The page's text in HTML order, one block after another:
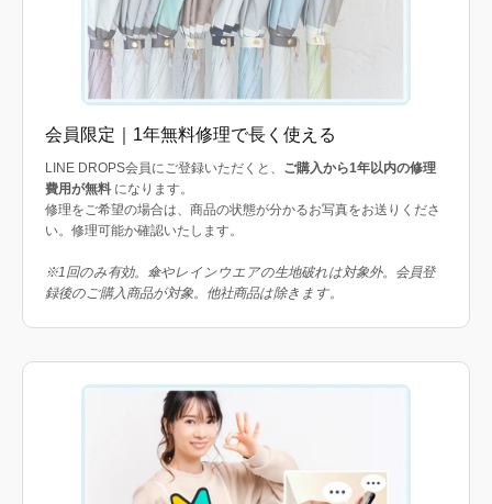
会員限定｜1年無料修理で長く使える
LINE DROPS会員にご登録いただくと、 ご購入から1年以内の修理
費用が無料 になります。
修理をご希望の場合は、商品の状態が分かるお写真をお送りくださ
い。修理可能か確認いたします。
※1回のみ有効。傘やレインウエアの生地破れは対象外。会員登
録後のご購入商品が対象。他社商品は除きます。